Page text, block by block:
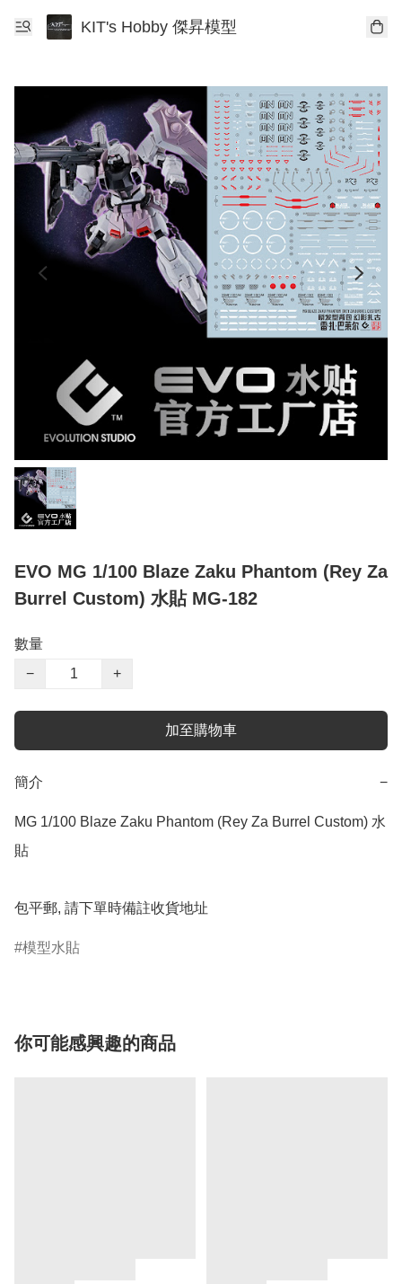
KIT's Hobby 傑昇模型
EVO MG 1/100 Blaze Zaku Phantom (Rey Za
Burrel Custom) 水貼 MG-182
數量
−
+
加至購物車
簡介 −
MG 1/100 Blaze Zaku Phantom (Rey Za Burrel Custom) 水
貼
包平郵, 請下單時備註收貨地址
模型水貼
你可能感興趣的商品